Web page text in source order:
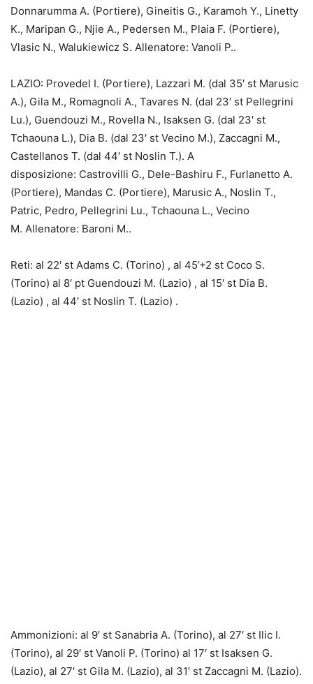
Donnarumma A. (Portiere), Gineitis G., Karamoh Y., Linetty
K., Maripan G., Njie A., Pedersen M., Plaia F. (Portiere),
Vlasic N., Walukiewicz S. Allenatore: Vanoli P..
LAZIO: Provedel I. (Portiere), Lazzari M. (dal 35′ st Marusic
A.), Gila M., Romagnoli A., Tavares N. (dal 23′ st Pellegrini
Lu.), Guendouzi M., Rovella N., Isaksen G. (dal 23′ st
Tchaouna L.), Dia B. (dal 23′ st Vecino M.), Zaccagni M.,
Castellanos T. (dal 44′ st Noslin T.). A
disposizione: Castrovilli G., Dele-Bashiru F., Furlanetto A.
(Portiere), Mandas C. (Portiere), Marusic A., Noslin T.,
Patric, Pedro, Pellegrini Lu., Tchaouna L., Vecino
M. Allenatore: Baroni M..
Reti: al 22′ st Adams C. (Torino) , al 45’+2 st Coco S.
(Torino) al 8′ pt Guendouzi M. (Lazio) , al 15′ st Dia B.
(Lazio) , al 44′ st Noslin T. (Lazio) .
Ammonizioni: al 9′ st Sanabria A. (Torino), al 27′ st Ilic I.
(Torino), al 29′ st Vanoli P. (Torino) al 17′ st Isaksen G.
(Lazio), al 27′ st Gila M. (Lazio), al 31′ st Zaccagni M. (Lazio).